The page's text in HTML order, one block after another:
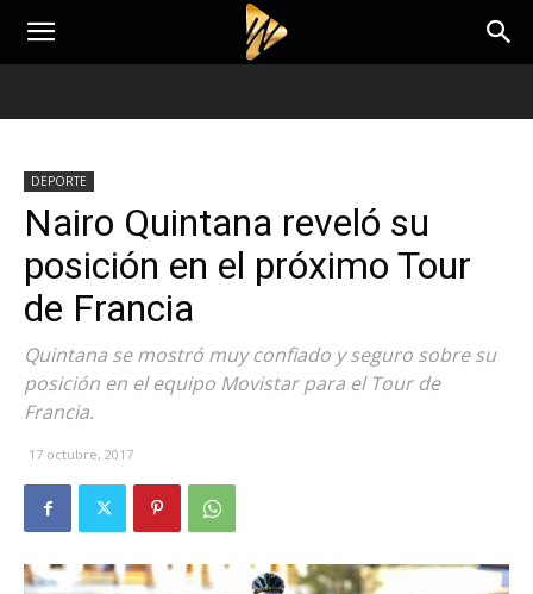
DEPORTE
Nairo Quintana reveló su
posición en el próximo Tour
de Francia
Quintana se mostró muy confiado y seguro sobre su
posición en el equipo Movistar para el Tour de
Francia.
17 octubre, 2017